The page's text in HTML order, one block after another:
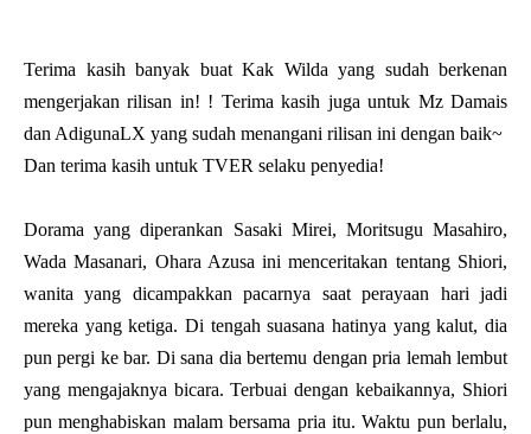
Terima kasih banyak buat Kak Wilda yang sudah berkenan
mengerjakan rilisan in! ! Terima kasih juga untuk Mz Damais
dan AdigunaLX yang sudah menangani rilisan ini dengan baik~
Dan terima kasih untuk TVER selaku penyedia!
Dorama yang diperankan Sasaki Mirei, Moritsugu Masahiro,
Wada Masanari, Ohara Azusa ini menceritakan tentang Shiori,
wanita yang dicampakkan pacarnya saat perayaan hari jadi
mereka yang ketiga. Di tengah suasana hatinya yang kalut, dia
pun pergi ke bar. Di sana dia bertemu dengan pria lemah lembut
yang mengajaknya bicara. Terbuai dengan kebaikannya, Shiori
pun menghabiskan malam bersama pria itu. Waktu pun berlalu,